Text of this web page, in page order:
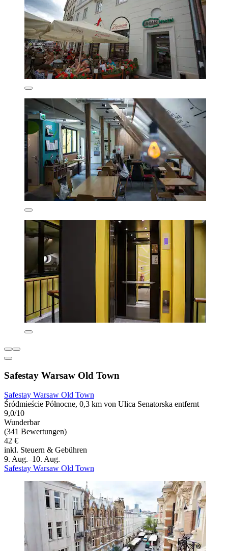
Safestay Warsaw Old Town
Safestay Warsaw Old Town
Śródmieście Północne, 0,3 km von Ulica Senatorska entfernt
9,0/10
Wunderbar
(341 Bewertungen)
42 €
inkl. Steuern & Gebühren
9. Aug.–10. Aug.
Safestay Warsaw Old Town